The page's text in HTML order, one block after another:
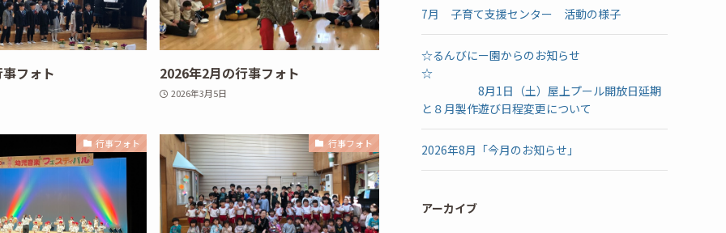
フォト 2026年2月の行事フォト
2026年3月5日
行事フォト 行事フォト
7月 子育て支援センター 活動の様子
☆るんびにー園からのお知らせ
☆
8月1日（土）屋上プール開放日延期
と８月製作遊び日程変更について
2026年8月「今月のお知らせ」
アーカイブ